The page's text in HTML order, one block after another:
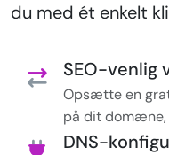
du med ét enkelt
SEO-venlig
Opsætte en
på dit domæne,
DNS-